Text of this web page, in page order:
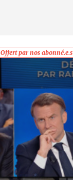
Offert par nos abonné.e.s